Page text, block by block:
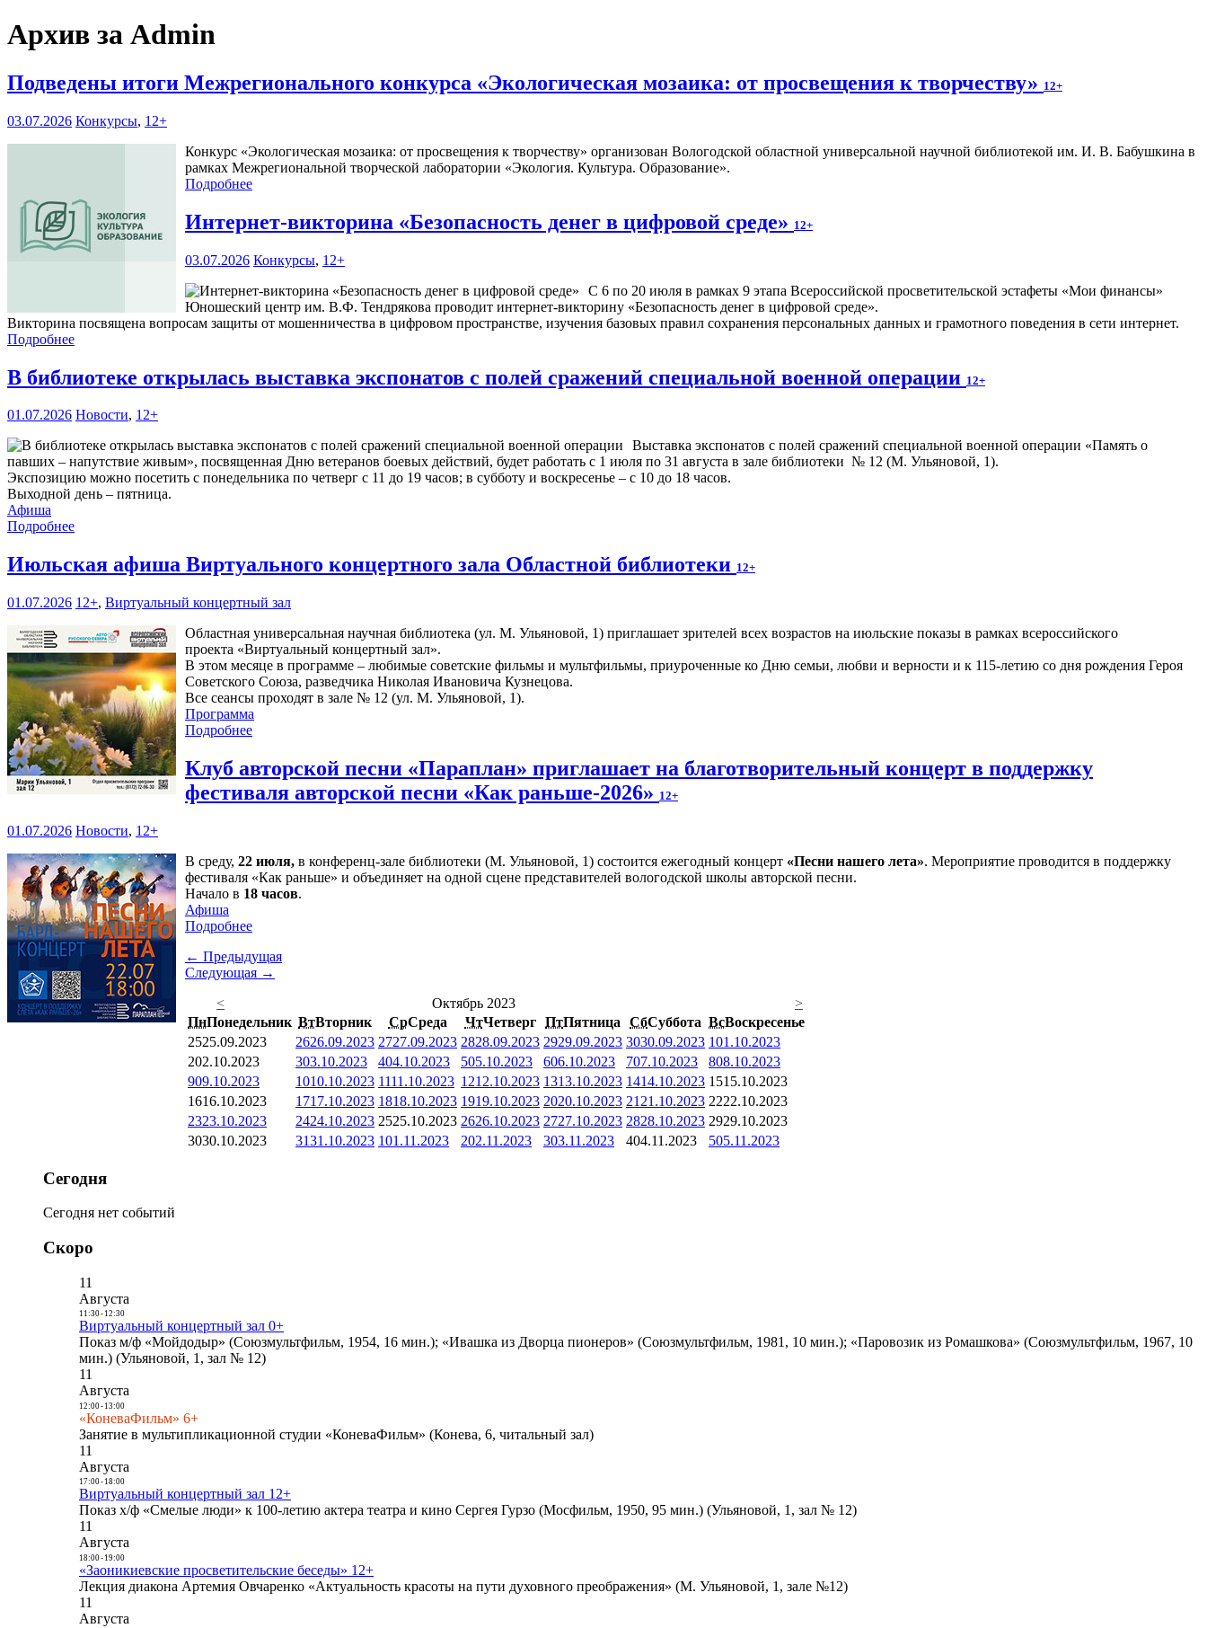
Архив за Admin
Подведены итоги Межрегионального конкурса «Экологическая мозаика: от просвещения к творчеству» 12+
03.07.2026 Конкурсы, 12+
Конкурс «Экологическая мозаика: от просвещения к творчеству» организован Вологодской областной универсальной научной библиотекой им. И. В. Бабушкина в
рамках Межрегиональной творческой лаборатории «Экология. Культура. Образование».
Подробнее
Интернет-викторина «Безопасность денег в цифровой среде» 12+
03.07.2026 Конкурсы, 12+
С 6 по 20 июля в рамках 9 этапа Всероссийской просветительской эстафеты «Мои финансы»
Юношеский центр им. В.Ф. Тендрякова проводит интернет-викторину «Безопасность денег в цифровой среде».
Викторина посвящена вопросам защиты от мошенничества в цифровом пространстве, изучения базовых правил сохранения персональных данных и грамотного поведения в сети интернет.
Подробнее
В библиотеке открылась выставка экспонатов с полей сражений специальной военной операции 12+
01.07.2026 Новости, 12+
Выставка экспонатов с полей сражений специальной военной операции «Память о
павших – напутствие живым», посвященная Дню ветеранов боевых действий, будет работать с 1 июля по 31 августа в зале библиотеки № 12 (М. Ульяновой, 1).
Экспозицию можно посетить с понедельника по четверг с 11 до 19 часов; в субботу и воскресенье – с 10 до 18 часов.
Выходной день – пятница.
Афиша
Подробнее
Июльская афиша Виртуального концертного зала Областной библиотеки 12+
01.07.2026 12+, Виртуальный концертный зал
Областная универсальная научная библиотека (ул. М. Ульяновой, 1) приглашает зрителей всех возрастов на июльские показы в рамках всероссийского
проекта «Виртуальный концертный зал».
В этом месяце в программе – любимые советские фильмы и мультфильмы, приуроченные ко Дню семьи, любви и верности и к 115-летию со дня рождения Героя
Советского Союза, разведчика Николая Ивановича Кузнецова.
Все сеансы проходят в зале № 12 (ул. М. Ульяновой, 1).
Программа
Подробнее
Клуб авторской песни «Параплан» приглашает на благотворительный концерт в поддержку
фестиваля авторской песни «Как раньше-2026» 12+
01.07.2026 Новости, 12+
В среду, 22 июля, в конференц-зале библиотеки (М. Ульяновой, 1) состоится ежегодный концерт «Песни нашего лета». Мероприятие проводится в поддержку
фестиваля «Как раньше» и объединяет на одной сцене представителей вологодской школы авторской песни.
Начало в 18 часов.
Афиша
Подробнее
← Предыдущая
Следующая →
<
Октябрь 2023
>
ПнПонедельник ВтВторник СрСреда ЧтЧетверг ПтПятница СбСуббота ВсВоскресенье
2525.09.2023 2626.09.2023 2727.09.2023 2828.09.2023 2929.09.2023 3030.09.2023 101.10.2023
202.10.2023 303.10.2023 404.10.2023 505.10.2023 606.10.2023 707.10.2023 808.10.2023
909.10.2023 1010.10.2023 1111.10.2023 1212.10.2023 1313.10.2023 1414.10.2023 1515.10.2023
1616.10.2023 1717.10.2023 1818.10.2023 1919.10.2023 2020.10.2023 21 21.10.2023 2222.10.2023
2323.10.2023 2424.10.2023 2525.10.2023 2626.10.2023 2727.10.2023 2828.10.2023 2929.10.2023
3030.10.2023 3131.10.2023 101.11.2023 202.11.2023 303.11.2023 404.11.2023 505.11.2023
Сегодня
Сегодня нет событий
Скоро
11
Августа
11:30- 12:30
Виртуальный концертный зал 0+
Показ м/ф «Мойдодыр» (Союзмультфильм, 1954, 16 мин.); «Ивашка из Дворца пионеров» (Союзмультфильм, 1981, 10 мин.); «Паровозик из Ромашкова» (Союзмультфильм, 1967, 10
мин.) (Ульяновой, 1, зал № 12)
11
Августа
12:00- 13:00
«КоневаФильм» 6+
Занятие в мультипликационной студии «КоневаФильм» (Конева, 6, читальный зал)
11
Августа
17:00- 18:00
Виртуальный концертный зал 12+
Показ х/ф «Смелые люди» к 100-летию актера театра и кино Сергея Гурзо (Мосфильм, 1950, 95 мин.) (Ульяновой, 1, зал № 12)
11
Августа
18:00- 19:00
«Заоникиевские просветительские беседы» 12+
Лекция диакона Артемия Овчаренко «Актуальность красоты на пути духовного преображения» (М. Ульяновой, 1, зале №12)
11
Августа